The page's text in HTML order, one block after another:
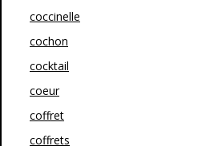
coccinelle
cochon
cocktail
coeur
coffret
coffrets